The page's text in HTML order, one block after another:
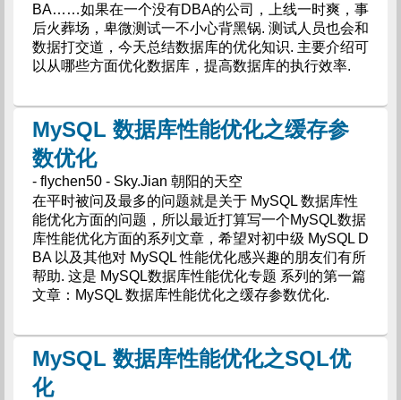
BA……如果在一个没有DBA的公司，上线一时爽，事
后火葬场，卑微测试一不小心背黑锅. 测试人员也会和
数据打交道，今天总结数据库的优化知识. 主要介绍可
以从哪些方面优化数据库，提高数据库的执行效率.
MySQL 数据库性能优化之缓存参
数优化
- flychen50 - Sky.Jian 朝阳的天空
在平时被问及最多的问题就是关于 MySQL 数据库性
能优化方面的问题，所以最近打算写一个MySQL数据
库性能优化方面的系列文章，希望对初中级 MySQL D
BA 以及其他对 MySQL 性能优化感兴趣的朋友们有所
帮助. 这是 MySQL数据库性能优化专题 系列的第一篇
文章：MySQL 数据库性能优化之缓存参数优化.
MySQL 数据库性能优化之SQL优
化